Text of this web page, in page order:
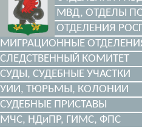
МВД, ОТДЕЛЫ
ОТДЕЛЕНИЯ
МИГРАЦИОННЫЕ
СЛЕДСТВЕННЫЙ КОМИТЕТ
СУДЫ, СУДЕБНЫЕ УЧАСТКИ
УИИ, ТЮРЬМЫ, КОЛОНИИ
СУДЕБНЫЕ ПРИСТАВЫ
МЧС, НДиПР, ГИМС, ФПС